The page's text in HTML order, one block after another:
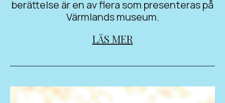
berättelse är en av flera som presenteras på
Värmlands museum.
LÄS MER